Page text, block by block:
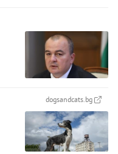
dogsandcats.bg